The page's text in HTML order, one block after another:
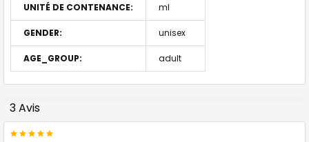
UNITÉ DE CONTENANCE: ml
GENDER: unisex
AGE_GROUP: adult
3 Avis
5